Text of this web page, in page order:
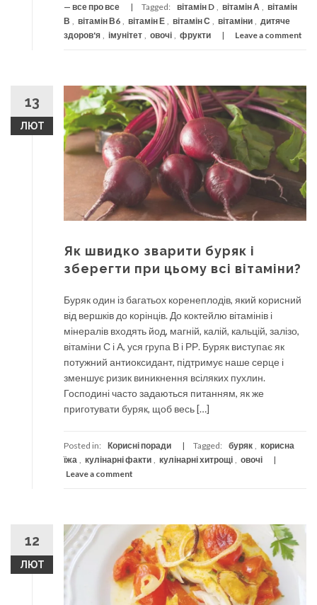
— все про все
Tagged: вітамін D вітамін А
вітамін
В
вітамін В6 вітамін Е вітамін С вітаміни
дитяче
здоров'я
імунітет овочі фрукти Leave a comment
13
ЛЮТ
Як швидко зварити буряк і
зберегти при цьому всі вітаміни?
Буряк один із багатьох коренеплодів, який корисний
від вершків до корінців. До коктейлю вітамінів і
мінералів входять йод, магній, калій, кальцій, залізо,
вітаміни С і А, уся група В і РР. Буряк виступає як
потужний антиоксидант, підтримує наше серце і
зменшує ризик виникнення всіляких пухлин.
Господині часто задаються питанням, як же
приготувати буряк, щоб весь […]
Posted in: Корисні поради Tagged: буряк , корисна
їжа , кулінарні факти , кулінарні хитрощі , овочі
Leave a comment
12
ЛЮТ